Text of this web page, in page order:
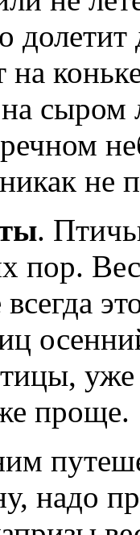
на
сыром
не
.
пор.
проще.
надо